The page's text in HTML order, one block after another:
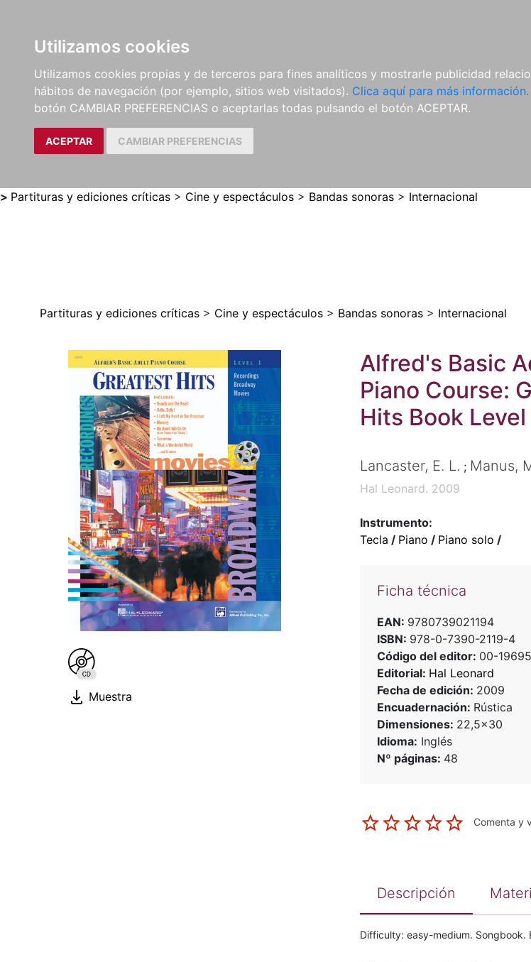
Utilizamos cookies
Utilizamos cookies propias y de terceros para fines analíticos y mostrarle publicidad
hábitos de navegación (por ejemplo, sitios web visitados). Clica aquí para más información.
botón CAMBIAR PREFERENCIAS o aceptarlas todas pulsando el botón ACEPTAR.
ACEPTAR CAMBIAR PREFERENCIAS
LIBROS
MÉTODOS Y
EJERCICIOS
PARTITURAS Y EDICIONES
CRÍTICAS
REVISTAS
CDS Y
DVDS
> Partituras y ediciones críticas > Cine y espectáculos > Bandas sonoras > Internacional
Partituras y ediciones críticas > Cine y espectáculos > Bandas sonoras > Internacional
Muestra
Alfred's Basic
Piano Course:
Hits Book Level
Lancaster, E. L. ; Manus,
Hal Leonard. 2009
Instrumento:
Tecla / Piano / Piano solo /
Ficha técnica
EAN: 9780739021194
ISBN: 978-0-7390-2119-4
Código del editor: 00-19695
Editorial: Hal Leonard
Fecha de edición: 2009
Encuadernación: Rústica
Dimensiones: 22,5x30
Idioma: Inglés
Nº páginas: 48
Comenta y
Descripción
Difficulty: easy-medium. Songbook.